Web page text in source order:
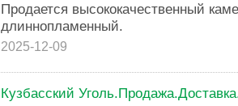
Продается высококачественный
длиннопламенный.
2025-12-09
Кузбасский